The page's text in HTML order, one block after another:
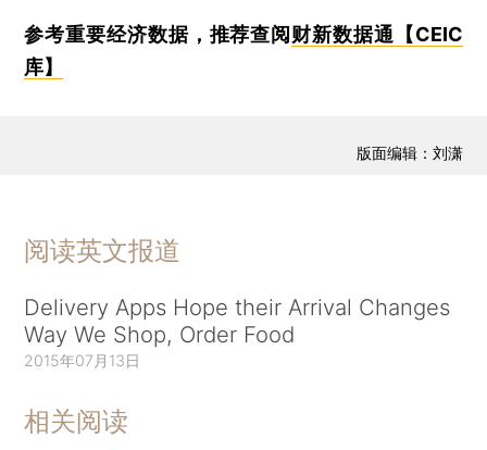
参考重要经济数据，推荐查阅财新数据通【CEIC
库】
版面编辑：刘潇
阅读英文报道
Delivery Apps Hope their Arrival Changes
Way We Shop, Order Food
2015年07月13日
相关阅读